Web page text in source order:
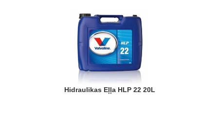
Hidraulikas Eļļa HLP 22 20L